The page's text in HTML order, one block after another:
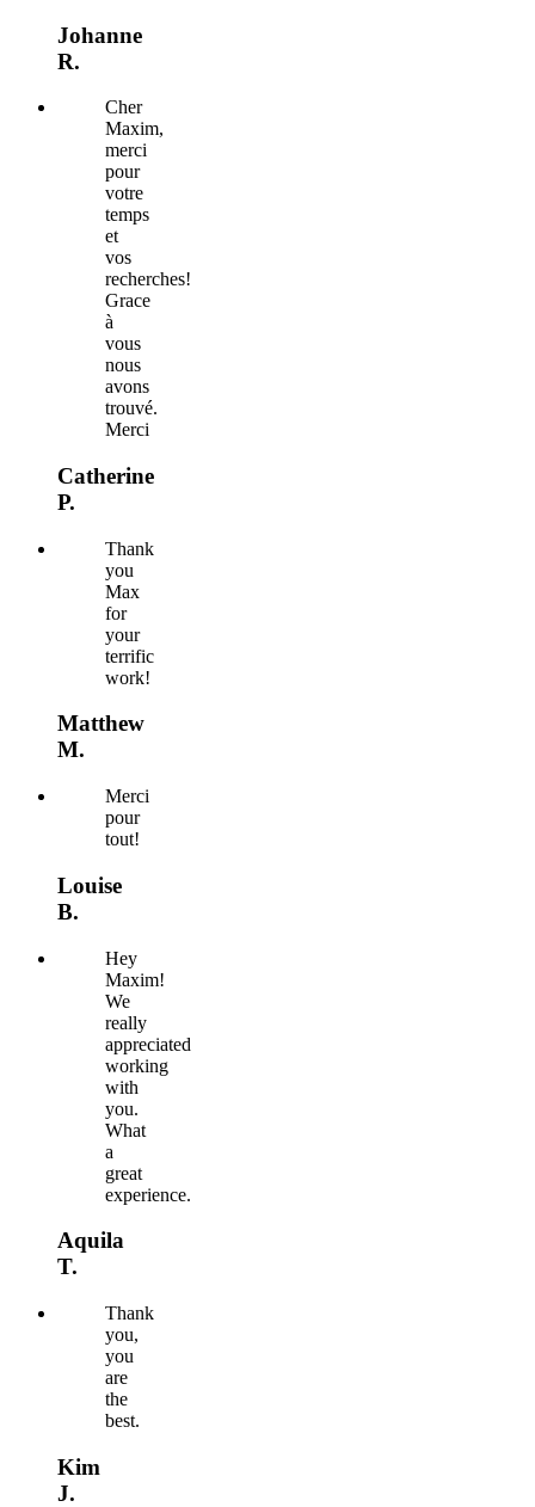
Johanne
R.
Cher
Maxim,
merci
pour
votre
temps
et
vos
recherches!
Grace
à
vous
nous
avons
trouvé.
Merci
Catherine
P.
Thank
you
Max
for
your
terrific
work!
Matthew
M.
Merci
pour
tout!
Louise
B.
Hey
Maxim!
We
really
appreciated
working
with
you.
What
a
great
experience.
Aquila
T.
Thank
you,
you
are
the
best.
Kim
J.